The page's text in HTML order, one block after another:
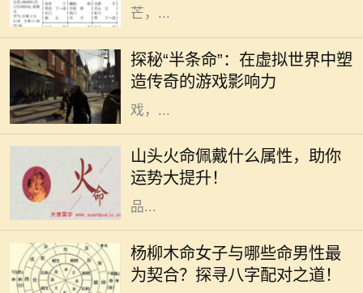
芒，...
探秘“半条命”：在虚拟世界中塑
造传奇的游戏影响力
在电子游戏历史上，少数几款作品能
够在玩家心中留下如此深刻的印记，
而《半条命》便是其中之一。这款由
Valve公司开发的第一人称射击游
戏，...
山头火命佩戴什么属性，助你
运势大提升！
在命理学中，"山头火命"是指八字命
盘中五行属火的一种特定类型，具有
独特的特征和运势表现。对于山头火
命的人来说，如何选择适合的佩戴物
品...
杨柳木命女子与哪些命男性最
为契合？探寻八字配对之道！
在中国传统文化中，八字命理一直占
据着重要地位。尤其是对于男女配对
的研究，更是深入人心。杨柳木命的
女性独特而柔和，她们如同春天的柳